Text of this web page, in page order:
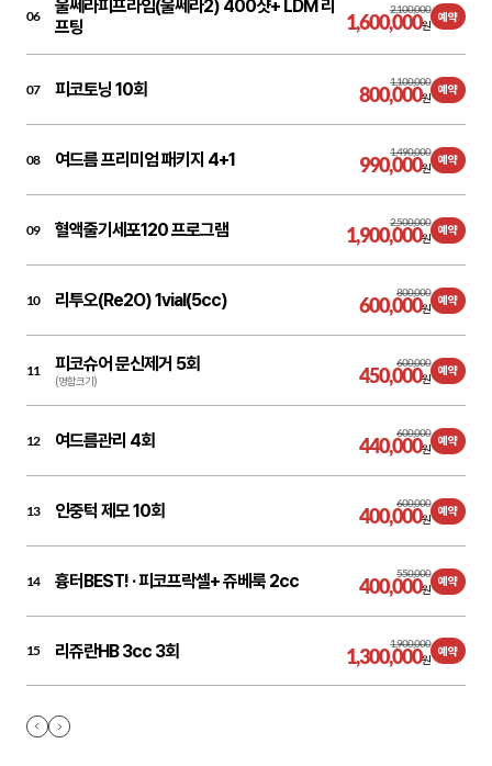
06
울쎄라피프라임(울쎄라2) 400샷+ LDM 리
프팅
2,100,000
1,600,000원
예약
07 피코토닝 10회 1,100,000
800,000원
예약
08 여드름 프리미엄 패키지 4+1 1,490,000
990,000원
예약
09 혈액줄기세포120 프로그램 2,500,000
1,900,000원
예약
10 리투오(Re2O) 1vial(5cc) 800,000
600,000원
예약
11 피코슈어 문신제거 5회
(명함크기)
600,000
450,000원
예약
12 여드름관리 4회 600,000
440,000원
예약
13 인중턱 제모 10회 600,000
400,000원
예약
14 흉터BEST! ·피코프락셀+ 쥬베룩 2cc 550,000
400,000원
예약
15 리쥬란HB 3cc 3회 1,900,000
1,300,000원
예약